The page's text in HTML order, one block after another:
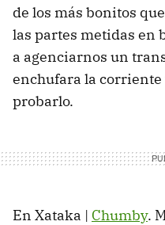
de los más bonitos
las partes metidas en
a agenciarnos un
enchufara la corriente
probarlo.
En Xataka | Chumby.